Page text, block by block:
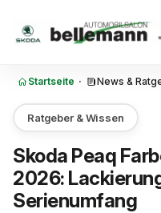
Startseite · News &
Ratgeber & Wissen
Skoda Peaq
2026:
Serienumfang
gibt es für den Skoda
und Materialien
Peaq?